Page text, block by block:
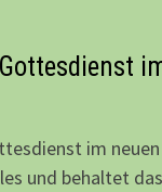
im
und behaltet